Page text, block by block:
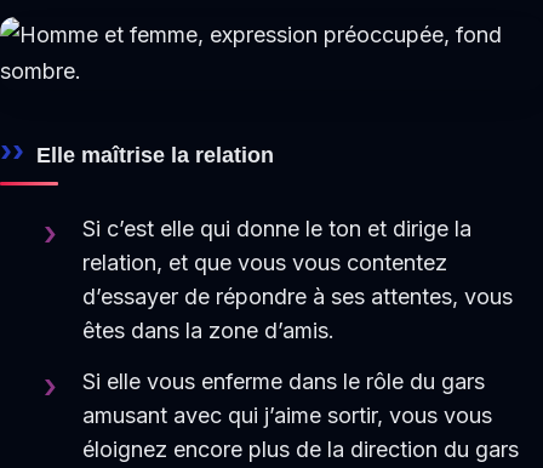
Elle maîtrise la relation
Si c’est elle qui donne le ton et dirige la
relation, et que vous vous contentez
d’essayer de répondre à ses attentes, vous
êtes dans la zone d’amis.
Si elle vous enferme dans le rôle du gars
amusant avec qui j’aime sortir, vous vous
éloignez encore plus de la direction du gars